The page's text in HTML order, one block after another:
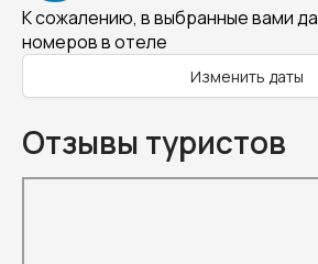
К сожалению, в выбранные вами
номеров в отеле
Изменить даты
Отзывы туристов